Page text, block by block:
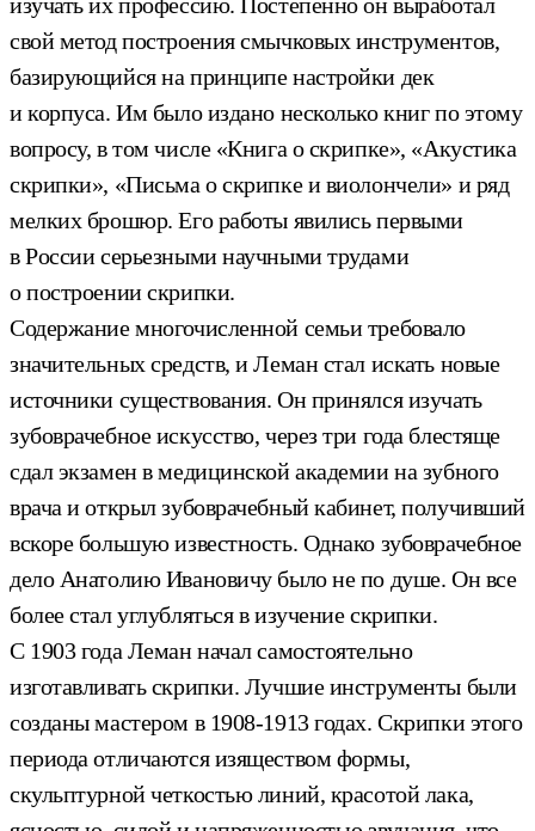
свой метод построения смычковых инструментов,
базирующийся на принципе настройки дек
и корпуса. Им было издано несколько книг по этому
вопросу, в том числе «Книга о скрипке», «Акустика
скрипки», «Письма о скрипке и виолончели» и ряд
мелких брошюр. Его работы явились первыми
в России серьезными научными трудами
о построении скрипки.
Содержание многочисленной семьи требовало
значительных средств, и Леман стал искать новые
источники существования. Он принялся изучать
зубоврачебное искусство, через три года блестяще
сдал экзамен в медицинской академии на зубного
врача и открыл зубоврачебный кабинет, получивший
вскоре большую известность. Однако зубоврачебное
дело Анатолию Ивановичу было не по душе. Он все
более стал углубляться в изучение скрипки.
С 1903 года Леман начал самостоятельно
изготавливать скрипки. Лучшие инструменты были
созданы мастером в 1908‑1913 годах. Скрипки этого
периода отличаются изяществом формы,
скульптурной четкостью линий, красотой лака,